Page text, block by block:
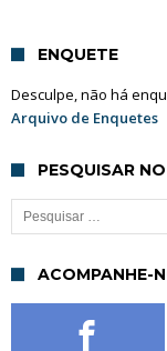
ENQUETE
Desculpe, não há
Arquivo de Enquetes
PESQUISAR
Pesquisar por:
ACOMPANHE-